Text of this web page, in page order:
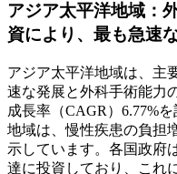
アジア太平洋地域：
資により、最も急速
アジア太平洋地域は、主
速な発展と外科手術能力
成長率（CAGR）6.77%
地域は、慢性疾患の負担
示しています。各国政府
達に投資しており、これ